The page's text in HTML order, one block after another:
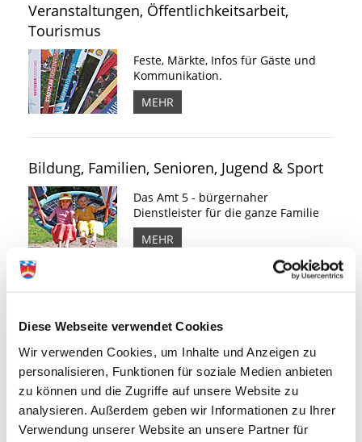
Diese Webseite verwendet Cookies
Wir verwenden Cookies, um Inhalte und Anzeigen zu
personalisieren, Funktionen für soziale Medien anbieten
zu können und die Zugriffe auf unsere Website zu
analysieren. Außerdem geben wir Informationen zu Ihrer
Verwendung unserer Website an unsere Partner für
Veranstaltungen, Öffentlichkeitsarbeit,
Tourismus
Feste, Märkte, Infos für Gäste und
Kommunikation.
MEHR
Bildung, Familien, Senioren, Jugend & Sport
Das Amt 5 - bürgernaher
Dienstleister für die ganze Familie
MEHR
Ansprechpartner für Brucker
Unternehmen und solche, die es
werden wollen.
MEHR